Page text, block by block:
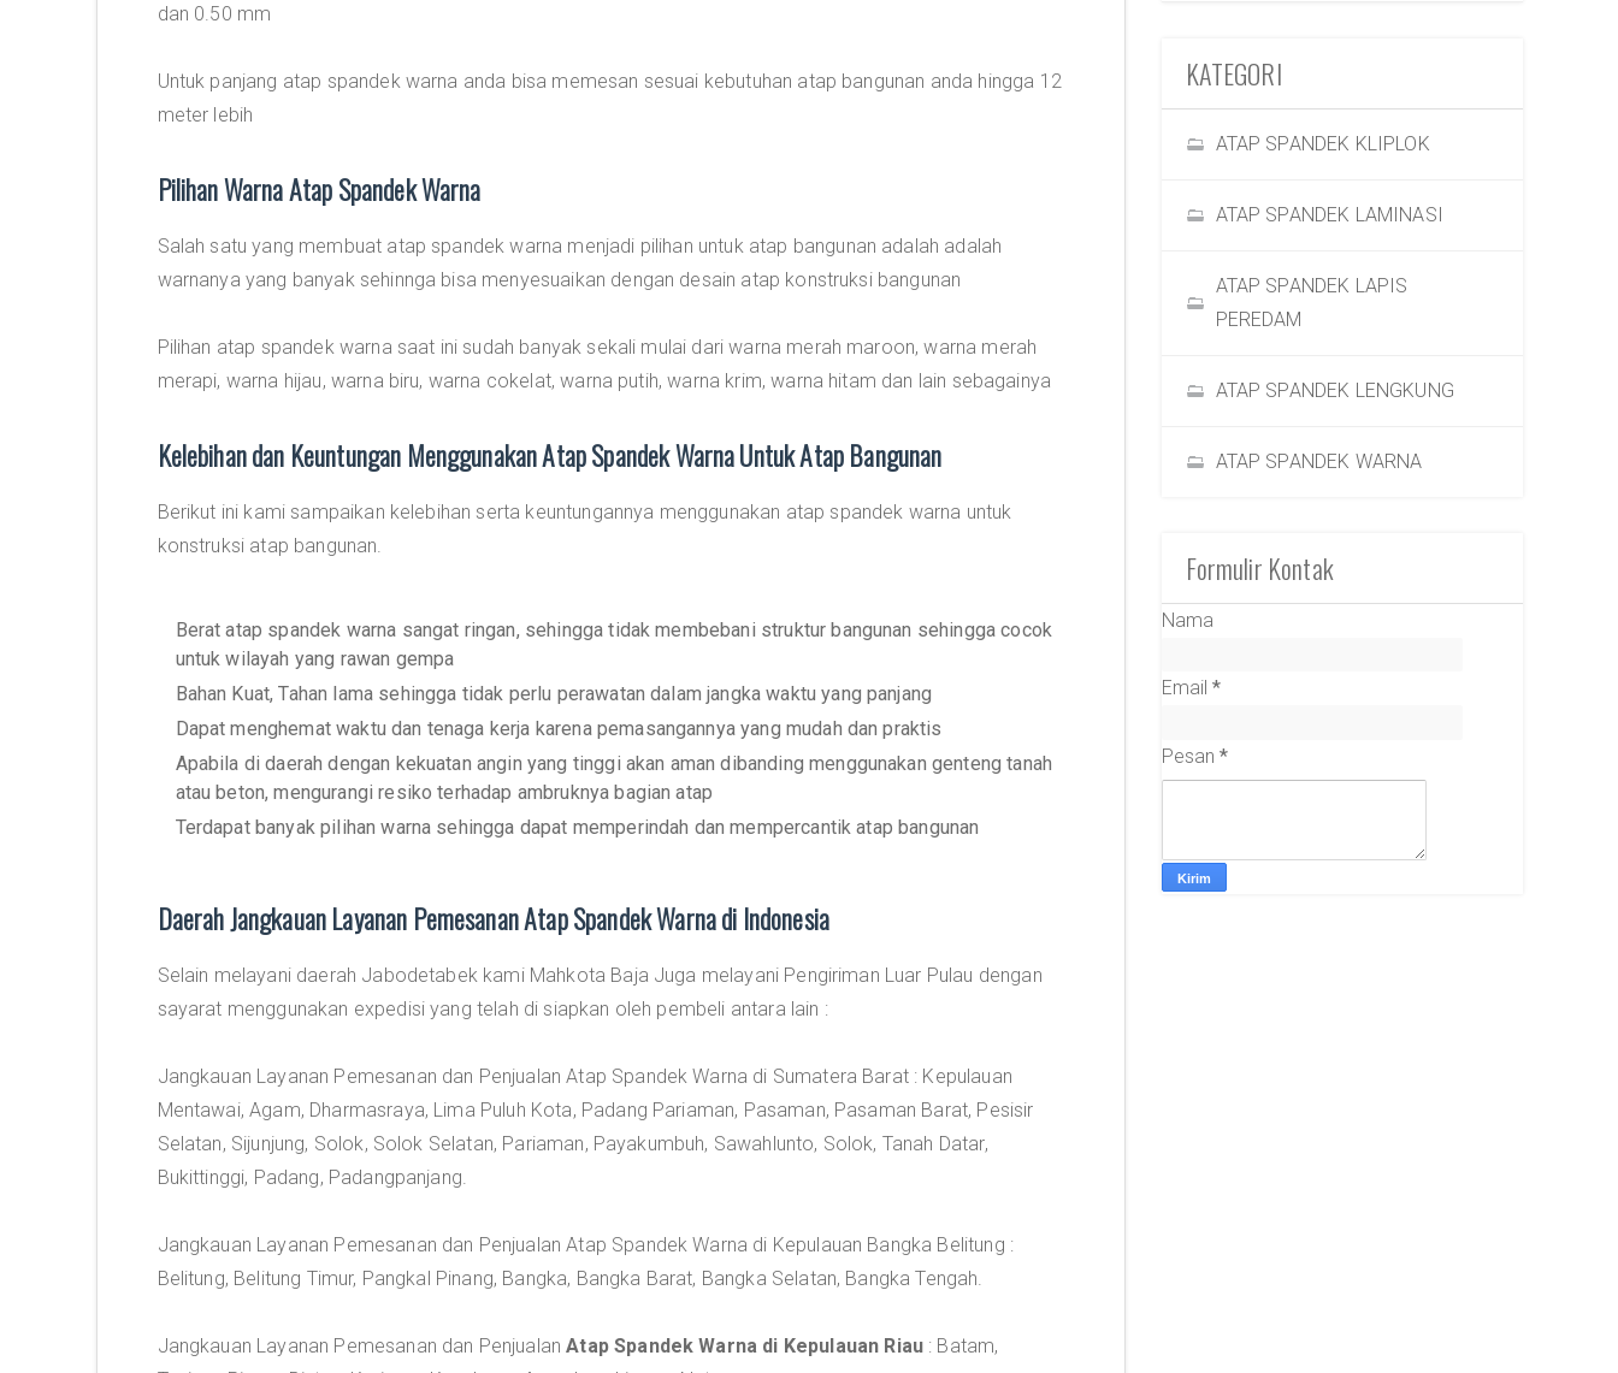
dan 0.50 mm
Untuk panjang atap spandek warna anda bisa memesan sesuai kebutuhan atap bangunan anda hingga 12
meter lebih
Pilihan Warna Atap Spandek Warna
Salah satu yang membuat atap spandek warna menjadi pilihan untuk atap bangunan adalah adalah
warnanya yang banyak sehinnga bisa menyesuaikan dengan desain atap konstruksi bangunan
Pilihan atap spandek warna saat ini sudah banyak sekali mulai dari warna merah maroon, warna merah
merapi, warna hijau, warna biru, warna cokelat, warna putih, warna krim, warna hitam dan lain sebagainya
Kelebihan dan Keuntungan Menggunakan Atap Spandek Warna Untuk Atap Bangunan
Berikut ini kami sampaikan kelebihan serta keuntungannya menggunakan atap spandek warna untuk
konstruksi atap bangunan.
Berat atap spandek warna sangat ringan, sehingga tidak membebani struktur bangunan sehingga cocok
untuk wilayah yang rawan gempa
Bahan Kuat, Tahan lama sehingga tidak perlu perawatan dalam jangka waktu yang panjang
Dapat menghemat waktu dan tenaga kerja karena pemasangannya yang mudah dan praktis
Apabila di daerah dengan kekuatan angin yang tinggi akan aman dibanding menggunakan genteng tanah
atau beton, mengurangi resiko terhadap ambruknya bagian atap
Terdapat banyak pilihan warna sehingga dapat memperindah dan mempercantik atap bangunan
Daerah Jangkauan Layanan Pemesanan Atap Spandek Warna di Indonesia
Selain melayani daerah Jabodetabek kami Mahkota Baja Juga melayani Pengiriman Luar Pulau dengan
sayarat menggunakan expedisi yang telah di siapkan oleh pembeli antara lain :
Jangkauan Layanan Pemesanan dan Penjualan Atap Spandek Warna di Sumatera Barat : Kepulauan
Mentawai, Agam, Dharmasraya, Lima Puluh Kota, Padang Pariaman, Pasaman, Pasaman Barat, Pesisir
Selatan, Sijunjung, Solok, Solok Selatan, Pariaman, Payakumbuh, Sawahlunto, Solok, Tanah Datar,
Bukittinggi, Padang, Padangpanjang.
Jangkauan Layanan Pemesanan dan Penjualan Atap Spandek Warna di Kepulauan Bangka Belitung :
Belitung, Belitung Timur, Pangkal Pinang, Bangka, Bangka Barat, Bangka Selatan, Bangka Tengah.
Jangkauan Layanan Pemesanan dan PenjualanAtap Spandek Warna di Kepulauan Riau : Batam,
KATEGORI
ATAP SPANDEK KLIPLOK
ATAP SPANDEK LAMINASI
ATAP SPANDEK LAPIS
PEREDAM
ATAP SPANDEK LENGKUNG
ATAP SPANDEK WARNA
Formulir Kontak
Nama
Email*
Pesan*